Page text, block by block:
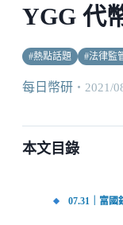
YGG 代
#熱點話題 #法律監
每日幣研 ・ 2021/
本文目錄
07.31｜富國